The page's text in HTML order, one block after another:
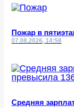
Пожар в
07.08.2026, 14:58
Средняя